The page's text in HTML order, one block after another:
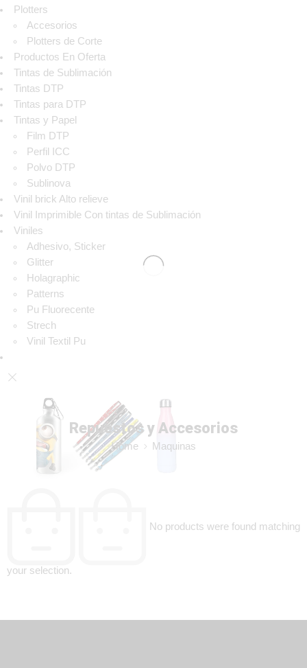
Plotters
Accesorios
Plotters de Corte
Productos En Oferta
Tintas de Sublimación
Tintas DTP
Tintas para DTP
Tintas y Papel
Film DTP
Perfil ICC
Polvo DTP
Sublinova
Vinil brick Alto relieve
Vinil Imprimible Con tintas de Sublimación
Viniles
Adhesivo, Sticker
Glitter
Holagraphic
Patterns
Pu Fluorecente
Strech
Vinil Textil Pu
Repuestos y Accesorios
Home Maquinas
No products were found matching
your selection.